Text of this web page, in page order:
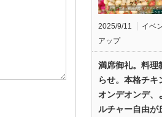
2025/9/11 イベ
アップ
満席御礼。料理
らせ。本格チキ
オンデオンデ、
ルチャー自由が